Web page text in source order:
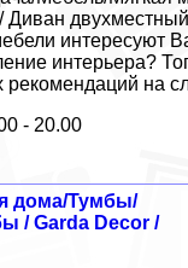
Диван
интересуют
интерьера?
на
- 20.00
дома/Тумбы/
/ Garda Decor /